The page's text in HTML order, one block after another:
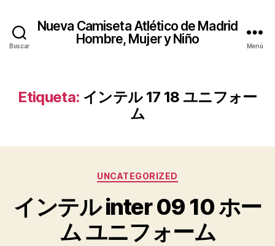
Buscar
Nueva Camiseta Atlético de Madrid
Hombre, Mujer y Niño
Menú
Etiqueta: インテル 17 18 ユニフォー
ム
Categorías
UNCATEGORIZED
インテル inter 09 10 ホー
ム ユニフォーム